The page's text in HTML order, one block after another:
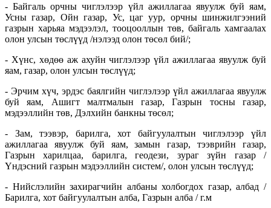
- Байгаль орчны чиглэлээр үйл ажиллагаа явуулж буй яам,
Усны газар, Ойн газар, Ус, цаг уур, орчны шинжилгээний
газрын харьяа мэдээлэл, тооцооллын төв, байгаль хамгаалах
олон улсын төслүүд /нэлээд олон төсөл бий/;
- Хүнс, хөдөө аж ахуйн чиглэлээр үйл ажиллагаа явуулж буй
яам, газар, олон улсын төслүүд;
- Эрчим хүч, эрдэс баялгийн чиглэлээр үйл ажиллагаа явуулж
буй яам, Ашигт малтмалын газар, Газрын тосны газар,
мэдээллийн төв, Дэлхийн банкны төсөл;
- Зам, тээвэр, барилга, хот байгуулалтын чиглэлээр үйл
ажиллагаа явуулж буй яам, замын газар, тээврийн газар,
Газрын харилцаа, барилга, геодези, зураг зүйн газар /
Үндэсний газрын мэдээллийн систем/, олон улсын төслүүд;
- Нийслэлийн захирагчийн албаны холбогдох газар, албад /
Барилга, хот байгуулалтын алба, Газрын алба / г.м